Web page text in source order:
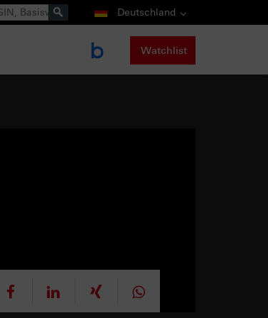
Deutschland
Watchlist
mitteilen